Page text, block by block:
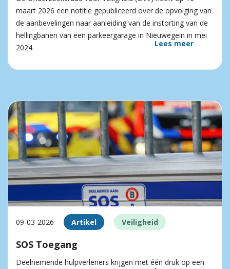
maart 2026 een notitie gepubliceerd over de opvolging van
de aanbevelingen naar aanleiding van de instorting van de
hellingbanen van een parkeergarage in Nieuwegein in mei
2024.
Lees meer
09-03-2026 Artikel Veiligheid
SOS Toegang
Deelnemende hulpverleners krijgen met één druk op een